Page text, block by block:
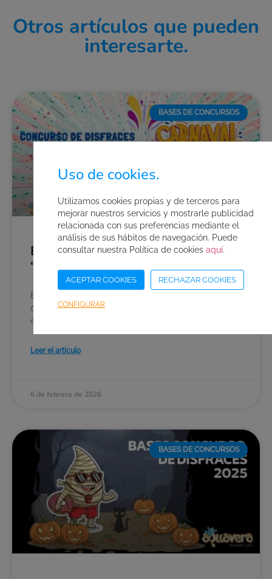
Otros artículos que pueden
interesarte.
BASES DE CONCURSOS
Bases del concurso de disfraces
“Carnaval 2026”
El parque acuático AquaVera convoca el concurso
de disfraces “Carnaval 2026”, que se llevará a cabo
en su página de Facebook e Instagram con arreglo
Leer el artículo
6 de febrero de 2026
BASES DE CONCURSOS
Uso de cookies.
Utilizamos cookies propias y de terceros para
mejorar nuestros servicios y mostrarle publicidad
relacionada con sus preferencias mediante el
análisis de sus hábitos de navegación. Puede
consultar nuestra Política de cookies aquí.
ACEPTAR COOKIES RECHAZAR COOKIES
CONFIGURAR